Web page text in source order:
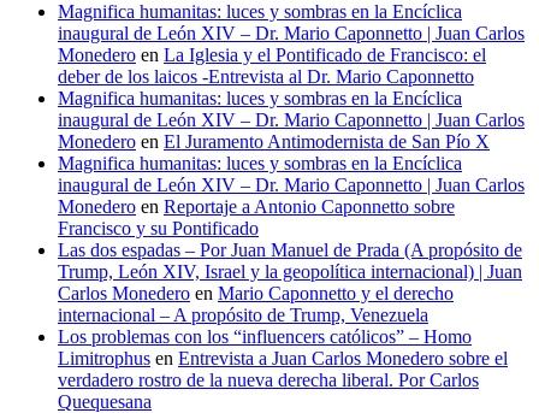
Magnifica humanitas: luces y sombras en la Encíclica
inaugural de León XIV – Dr. Mario Caponnetto | Juan Carlos
Monedero en La Iglesia y el Pontificado de Francisco: el
deber de los laicos -Entrevista al Dr. Mario Caponnetto
Magnifica humanitas: luces y sombras en la Encíclica
inaugural de León XIV – Dr. Mario Caponnetto | Juan Carlos
Monedero en El Juramento Antimodernista de San Pío X
Magnifica humanitas: luces y sombras en la Encíclica
inaugural de León XIV – Dr. Mario Caponnetto | Juan Carlos
Monedero en Reportaje a Antonio Caponnetto sobre
Francisco y su Pontificado
Las dos espadas – Por Juan Manuel de Prada (A propósito de
Trump, León XIV, Israel y la geopolítica internacional) | Juan
Carlos Monedero en Mario Caponnetto y el derecho
internacional – A propósito de Trump, Venezuela
Los problemas con los “influencers católicos” – Homo
Limitrophus en Entrevista a Juan Carlos Monedero sobre el
verdadero rostro de la nueva derecha liberal. Por Carlos
Quequesana